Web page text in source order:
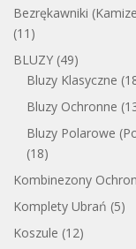
Bezrękawniki
(11)
BLUZY (49)
Bluzy Klasyczne
Bluzy Ochronne
Bluzy Polarowe
(18)
Kombinezony
Komplety Ubrań (5)
Koszule (12)